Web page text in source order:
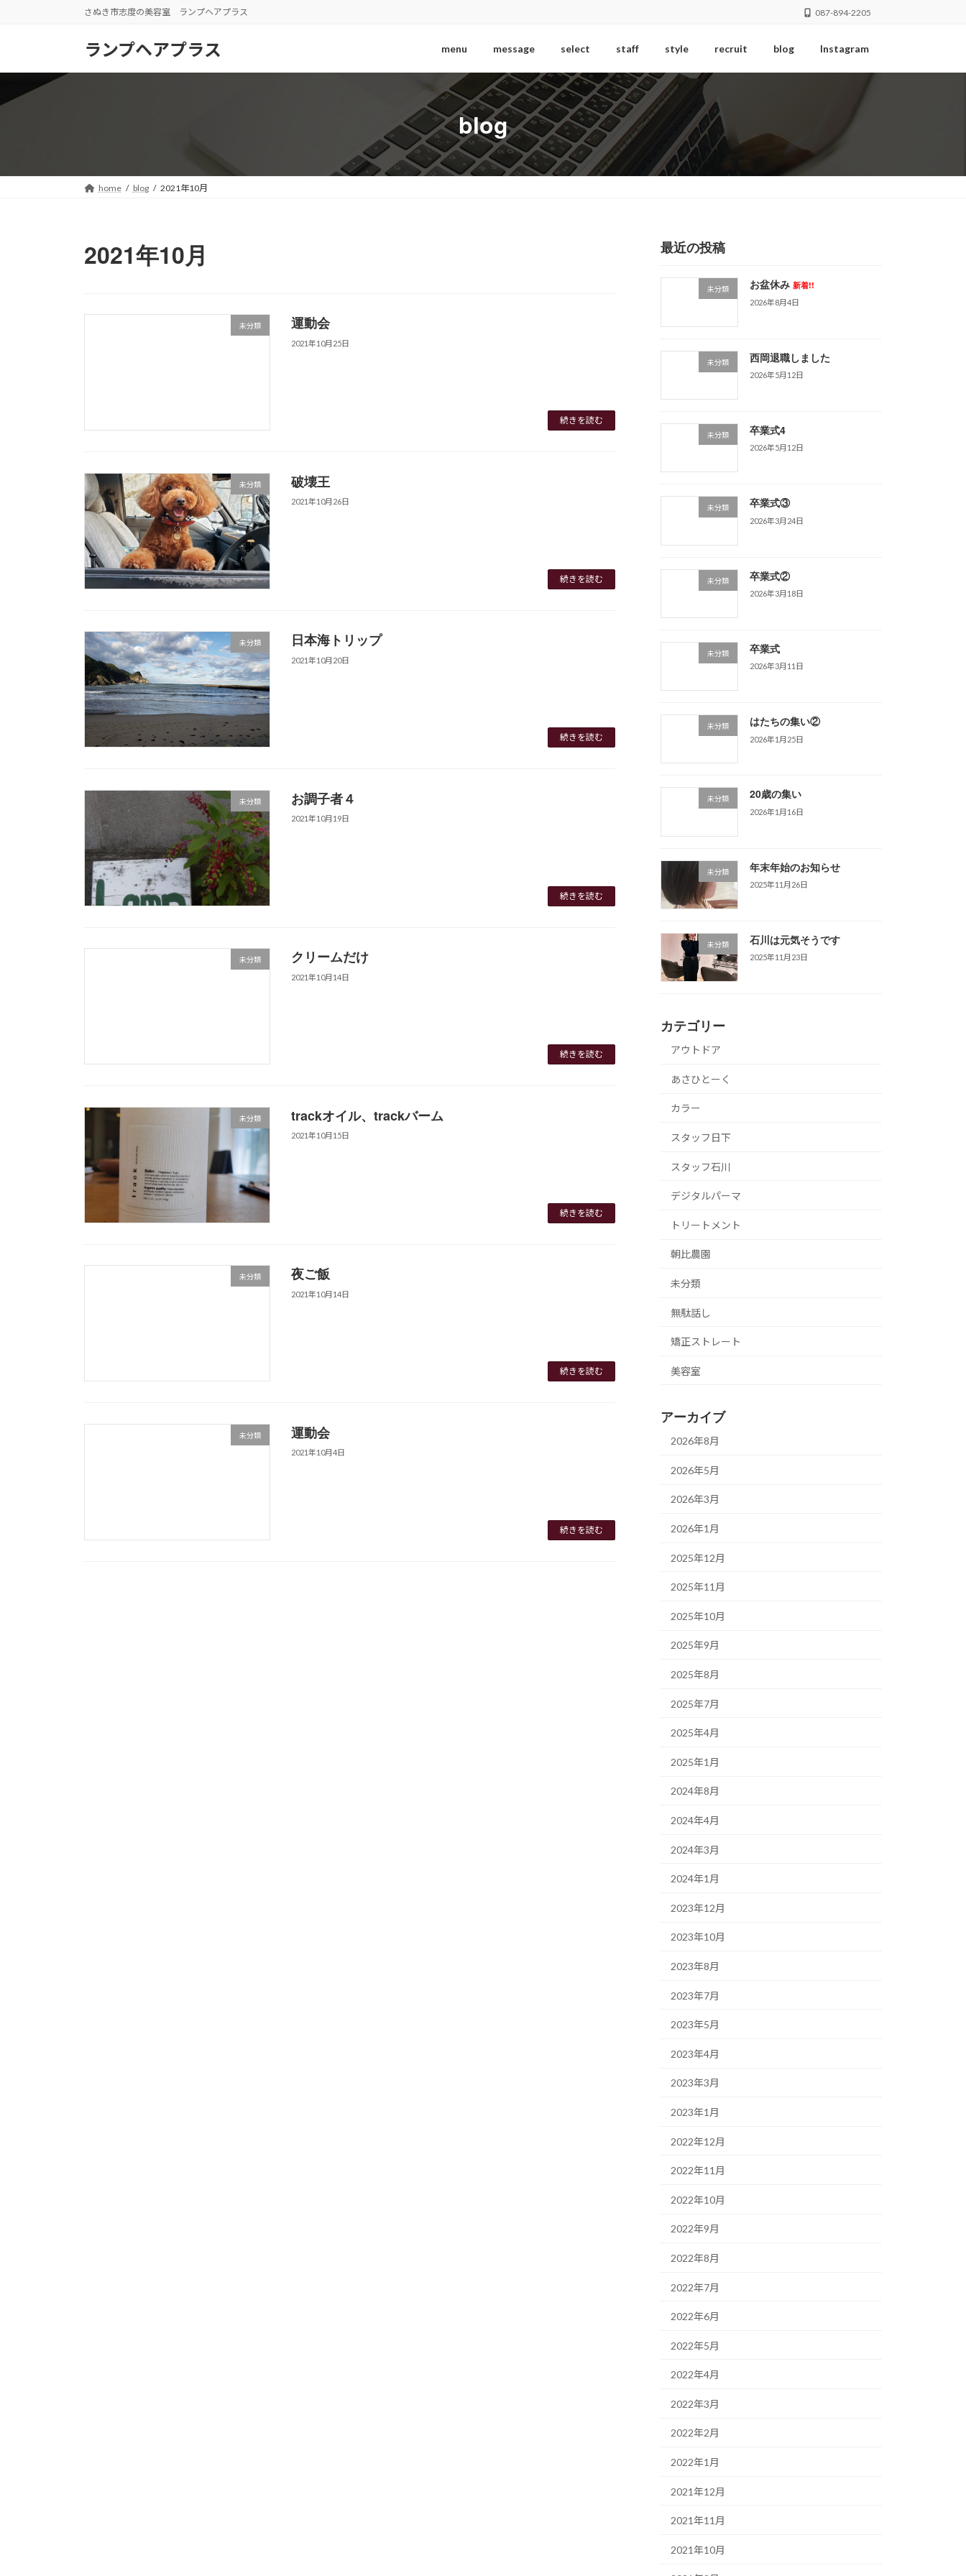
ツ
シ
さぬき市志度の美容室 ランプヘアプラス 087-894-2205
ランプヘアプラス menu message select staff style recruit blog Instagram
blog
home blog 2021年10月
2021年10月
未分類 運動会
2021年10月25日
続きを読む
未分類 破壊王
2021年10月26日
続きを読む
未分類 日本海トリップ
2021年10月20日
続きを読む
未分類 お調子者４
2021年10月19日
続きを読む
未分類 クリームだけ
2021年10月14日
続きを読む
未分類 trackオイル、trackバーム
2021年10月15日
続きを読む
未分類 夜ご飯
2021年10月14日
続きを読む
未分類 運動会
2021年10月4日
続きを読む
最近の投稿
未分類 お盆休み 新着!!
2026年8月4日
未分類 西岡退職しました
2026年5月12日
未分類 卒業式4
2026年5月12日
未分類 卒業式③
2026年3月24日
未分類 卒業式②
2026年3月18日
未分類 卒業式
2026年3月11日
未分類 はたちの集い②
2026年1月25日
未分類 20歳の集い
2026年1月16日
未分類 年末年始のお知らせ
2025年11月26日
未分類 石川は元気そうです
2025年11月23日
カテゴリー
アウトドア
あさひとーく
カラー
スタッフ日下
スタッフ石川
デジタルパーマ
トリートメント
朝比農園
未分類
無駄話し
矯正ストレート
美容室
アーカイブ
2026年8月
2026年5月
2026年3月
2026年1月
2025年12月
2025年11月
2025年10月
2025年9月
2025年8月
2025年7月
2025年4月
2025年1月
2024年8月
2024年4月
2024年3月
2024年1月
2023年12月
2023年10月
2023年8月
2023年7月
2023年5月
2023年4月
2023年3月
2023年1月
2022年12月
2022年11月
2022年10月
2022年9月
2022年8月
2022年7月
2022年6月
2022年5月
2022年4月
2022年3月
2022年2月
2022年1月
2021年12月
2021年11月
2021年10月